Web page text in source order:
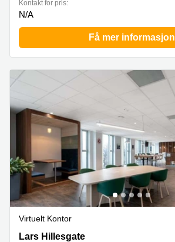
Kontakt for pris:
N/A
Få mer informasjon
Virtuelt Kontor
Lars Hillesgate 19,Etasje 6, Bergen
Lars Hillesgate